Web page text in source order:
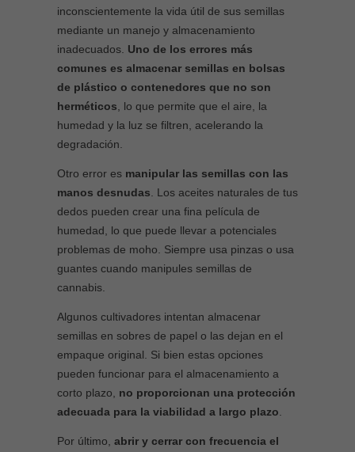
inconscientemente la vida útil de sus semillas
mediante un manejo y almacenamiento
inadecuados. Uno de los errores más
comunes es almacenar semillas en bolsas
de plástico o contenedores que no son
herméticos, lo que permite que el aire, la
humedad y la luz se filtren, acelerando la
degradación.
Otro error es manipular las semillas con las
manos desnudas . Los aceites naturales de tus
dedos pueden crear una fina película de
humedad, lo que puede llevar a potenciales
problemas de moho. Siempre usa pinzas o usa
guantes cuando manipules semillas de
cannabis.
Algunos cultivadores intentan almacenar
semillas en sobres de papel o las dejan en el
empaque original. Si bien estas opciones
pueden funcionar para el almacenamiento a
corto plazo, no proporcionan una protección
adecuada para la viabilidad a largo plazo
Por último, abrir y cerrar con frecuencia el